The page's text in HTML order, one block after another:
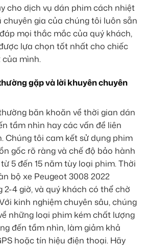
cho dịch vụ dán phim cách nhiệt
chuyên gia của chúng tôi luôn sẵn
mọi thắc mắc của quý khách,
lựa chọn tốt nhất cho chiếc
của mình.
gặp và lời khuyên chuyên
băn khoăn về thời gian dán
tầm nhìn hay các vấn đề liên
Chúng tôi cam kết sử dụng phim
gốc rõ ràng và chế độ bảo hành
5 đến 15 năm tùy loại phim. Thời
bộ xe Peugeot 3008 2022
4 giờ, và quý khách có thể chờ
kinh nghiệm chuyên sâu, chúng
những loại phim kém chất lượng
đến tầm nhìn, làm giảm khả
hoặc tín hiệu điện thoại. Hãy